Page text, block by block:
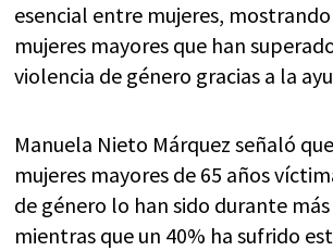
esencial entre mujeres,
mujeres mayores que han
violencia de género gracias a la
Manuela Nieto Márquez señaló
mujeres mayores de 65 años
de género lo han sido durante más
mientras que un 40% ha sufrido